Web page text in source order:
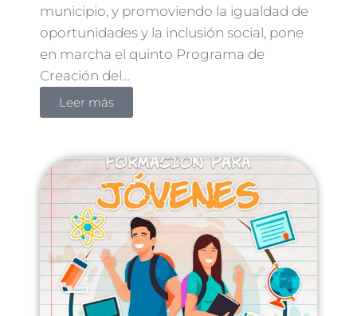
municipio, y promoviendo la igualdad de
oportunidades y la inclusión social, pone
en marcha el quinto Programa de
Creación del…
Leer más